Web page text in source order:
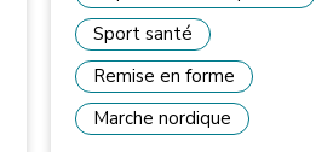
Sport santé
Remise en forme
Marche nordique